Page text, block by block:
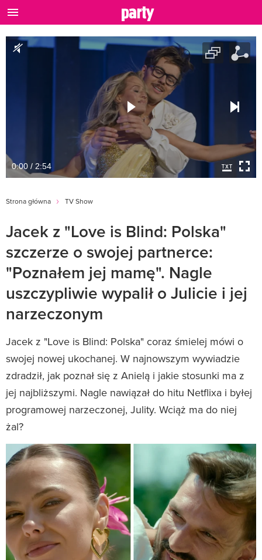
0:00 / 2:54
Strona główna TV Show
Jacek z "Love is Blind: Polska"
szczerze o swojej partnerce:
"Poznałem jej mamę". Nagle
uszczypliwie wypalił o Julicie i jej
narzeczonym
Jacek z "Love is Blind: Polska" coraz śmielej mówi o
swojej nowej ukochanej. W najnowszym wywiadzie
zdradził, jak poznał się z Anielą i jakie stosunki ma z
jej najbliższymi. Nagle nawiązał do hitu Netflixa i byłej
programowej narzeczonej, Julity. Wciąż ma do niej
żal?